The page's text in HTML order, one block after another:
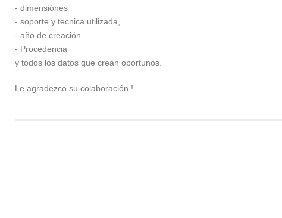
- dimensiónes
- soporte y tecnica utilizada,
- año de creación
- Procedencia
y todos los datos que crean oportunos.
Le agradezco su colaboración !